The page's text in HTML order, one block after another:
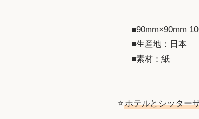
■90mm×90mm
■生産地：日本
■素材：紙
⭐️ホテルとシッター